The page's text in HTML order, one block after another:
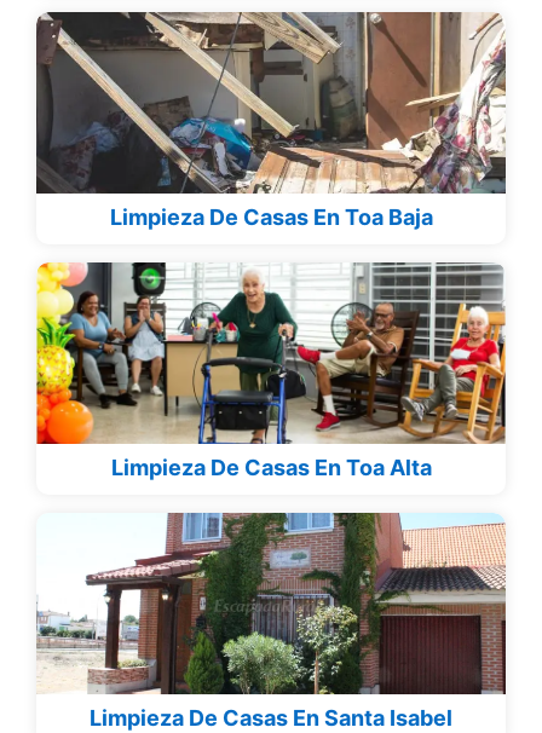
Limpieza De Casas En Toa Baja
Limpieza De Casas En Toa Alta
Limpieza De Casas En Santa Isabel